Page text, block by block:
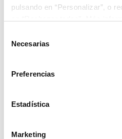
pulsando en “Personalizar”, o
Necesarias
Preferencias
Estadística
Marketing
Nº Asientos